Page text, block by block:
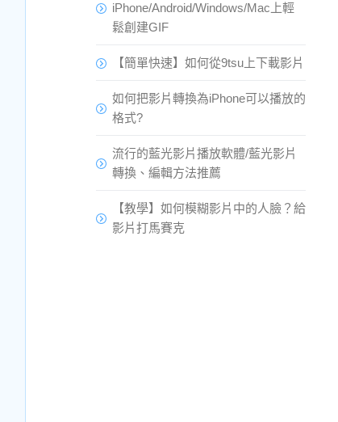
iPhone/Android/Windows/Mac上輕
鬆創建GIF
【簡單快速】如何從9tsu上下載影片
如何把影片轉換為iPhone可以播放的
格式?
流行的藍光影片播放軟體/藍光影片
轉換、編輯方法推薦
【教學】如何模糊影片中的人臉？給
影片打馬賽克